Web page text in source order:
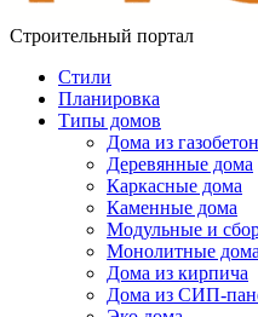
Строительный портал
Стили
Планировка
Типы домов
Дома из
Деревянные дома
Каркасные дома
Каменные дома
Модульные и
Монолитные дома
Дома из кирпича
Дома из СИП-